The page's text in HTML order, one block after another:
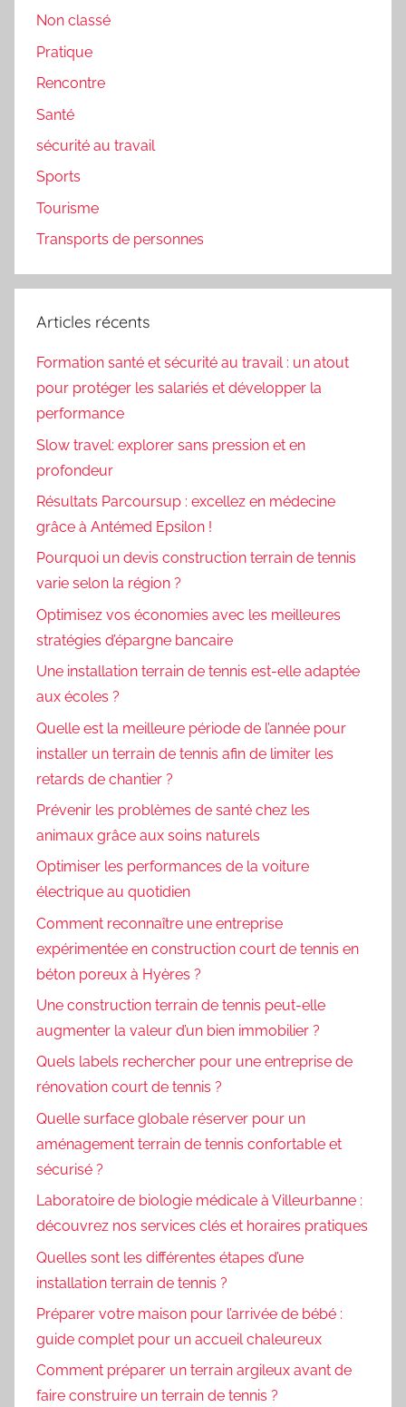
Non classé
Pratique
Rencontre
Santé
sécurité au travail
Sports
Tourisme
Transports de personnes
Articles récents
Formation santé et sécurité au travail : un atout
pour protéger les salariés et développer la
performance
Slow travel: explorer sans pression et en
profondeur
Résultats Parcoursup : excellez en médecine
grâce à Antémed Epsilon !
Pourquoi un devis construction terrain de tennis
varie selon la région ?
Optimisez vos économies avec les meilleures
stratégies d’épargne bancaire
Une installation terrain de tennis est-elle adaptée
aux écoles ?
Quelle est la meilleure période de l’année pour
installer un terrain de tennis afin de limiter les
retards de chantier ?
Prévenir les problèmes de santé chez les
animaux grâce aux soins naturels
Optimiser les performances de la voiture
électrique au quotidien
Comment reconnaître une entreprise
expérimentée en construction court de tennis en
béton poreux à Hyères ?
Une construction terrain de tennis peut-elle
augmenter la valeur d’un bien immobilier ?
Quels labels rechercher pour une entreprise de
rénovation court de tennis ?
Quelle surface globale réserver pour un
aménagement terrain de tennis confortable et
sécurisé ?
Laboratoire de biologie médicale à Villeurbanne :
découvrez nos services clés et horaires pratiques
Quelles sont les différentes étapes d’une
installation terrain de tennis ?
Préparer votre maison pour l’arrivée de bébé :
guide complet pour un accueil chaleureux
Comment préparer un terrain argileux avant de
faire construire un terrain de tennis ?